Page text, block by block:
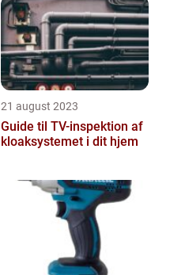
21 august 2023
Guide til TV-inspektion af
kloaksystemet i dit hjem